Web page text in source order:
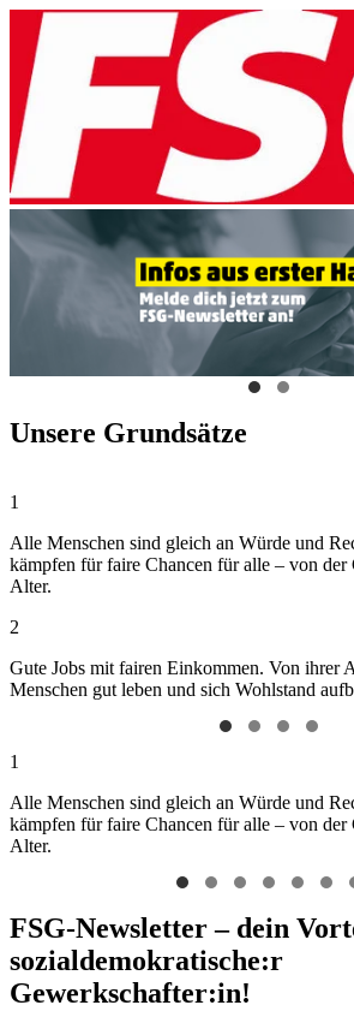
Unsere Grundsätze
1
Alle Menschen sind gleich an Würde und
kämpfen für faire Chancen für alle – von der
Alter.
2
Gute Jobs mit fairen Einkommen. Von ihrer
Menschen gut leben und sich Wohlstand
1
Alle Menschen sind gleich an Würde und
kämpfen für faire Chancen für alle – von der
Alter.
FSG-Newsletter – dein
sozialdemokratische:r
Gewerkschafter:in!